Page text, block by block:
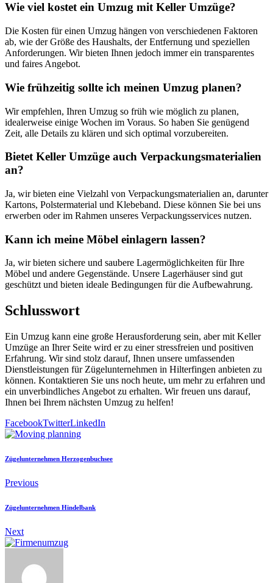
Wie viel kostet ein Umzug mit Keller Umzüge?
Die Kosten für einen Umzug hängen von verschiedenen Faktoren
ab, wie der Größe des Haushalts, der Entfernung und speziellen
Anforderungen. Wir bieten Ihnen jedoch immer ein transparentes
und faires Angebot.
Wie frühzeitig sollte ich meinen Umzug planen?
Wir empfehlen, Ihren Umzug so früh wie möglich zu planen,
idealerweise einige Wochen im Voraus. So haben Sie genügend
Zeit, alle Details zu klären und sich optimal vorzubereiten.
Bietet Keller Umzüge auch Verpackungsmaterialien
an?
Ja, wir bieten eine Vielzahl von Verpackungsmaterialien an, darunter
Kartons, Polstermaterial und Klebeband. Diese können Sie bei uns
erwerben oder im Rahmen unseres Verpackungsservices nutzen.
Kann ich meine Möbel einlagern lassen?
Ja, wir bieten sichere und saubere Lagermöglichkeiten für Ihre
Möbel und andere Gegenstände. Unsere Lagerhäuser sind gut
geschützt und bieten ideale Bedingungen für die Aufbewahrung.
Schlusswort
Ein Umzug kann eine große Herausforderung sein, aber mit Keller
Umzüge an Ihrer Seite wird er zu einer stressfreien und positiven
Erfahrung. Wir sind stolz darauf, Ihnen unsere umfassenden
Dienstleistungen für Zügelunternehmen in Hilterfingen anbieten zu
können. Kontaktieren Sie uns noch heute, um mehr zu erfahren und
ein unverbindliches Angebot zu erhalten. Wir freuen uns darauf,
Ihnen bei Ihrem nächsten Umzug zu helfen!
FacebookTwitterLinkedIn
Zügelunternehmen Herzogenbuchsee
Previous
Zügelunternehmen Hindelbank
Next